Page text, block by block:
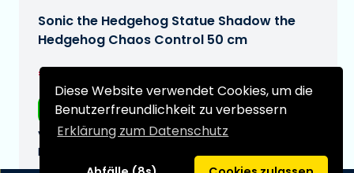
Diese Website verwendet Cookies, um die
Benutzerfreundlichkeit zu verbessern
Erklärung zum Datenschutz
Sonic the Hedgehog Statue Shadow the
Hedgehog Chaos Control 50 cm
€516,95
Kostenloser Versand
Voraussichtliches Lieferdatum:
N/A